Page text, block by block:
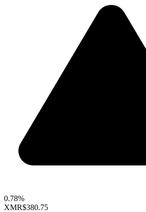
0.78%
XMR$380.75